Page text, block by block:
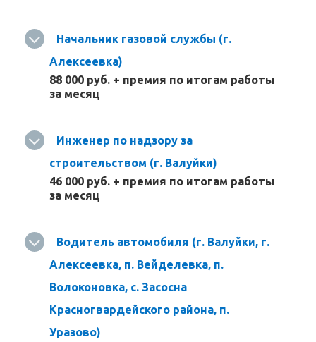
Начальник газовой службы (г.
Алексеевка)
88 000 руб. + премия по итогам работы
за месяц
Инженер по надзору за
строительством (г. Валуйки)
46 000 руб. + премия по итогам работы
за месяц
Водитель автомобиля (г. Валуйки, г.
Алексеевка, п. Вейделевка, п.
Волоконовка, с. Засосна
Красногвардейского района, п.
Уразово)